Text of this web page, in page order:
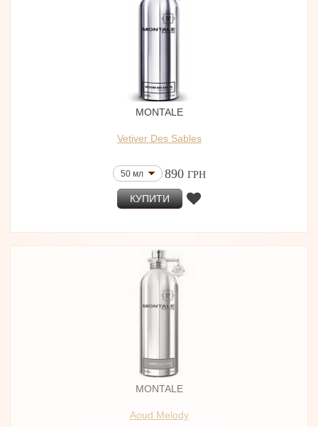
MONTALE
Vetiver Des Sables
50 мл 890 ГРН
КУПИТИ
MONTALE
Aoud Melody